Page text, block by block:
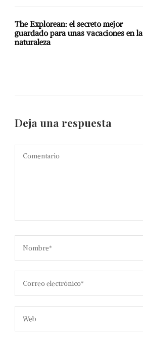
The Explorean: el secreto mejor
guardado para unas vacaciones en la
naturaleza
Deja una respuesta